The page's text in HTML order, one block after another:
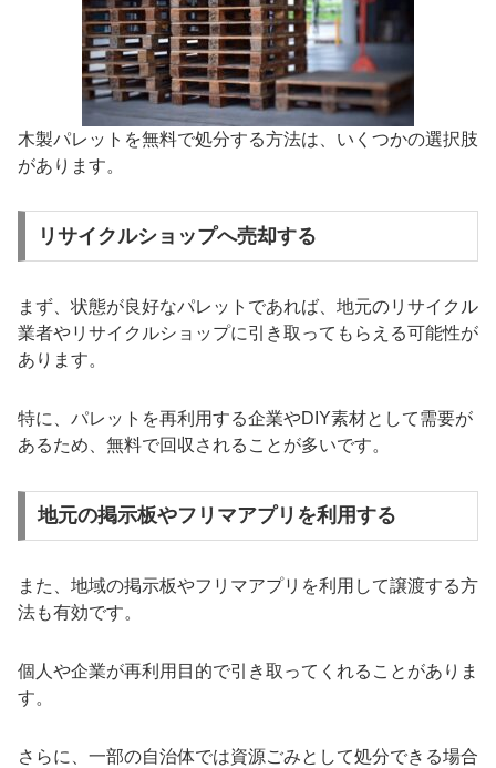
木製パレットを無料で処分する方法は、いくつかの選択肢
があります。
リサイクルショップへ売却する
まず、状態が良好なパレットであれば、地元のリサイクル
業者やリサイクルショップに引き取ってもらえる可能性が
あります。
特に、パレットを再利用する企業やDIY素材として需要が
あるため、無料で回収されることが多いです。
地元の掲示板やフリマアプリを利用する
また、地域の掲示板やフリマアプリを利用して譲渡する方
法も有効です。
個人や企業が再利用目的で引き取ってくれることがありま
す。
さらに、一部の自治体では資源ごみとして処分できる場合